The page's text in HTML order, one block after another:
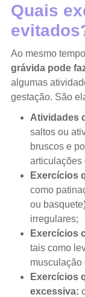
Quais
Ao mesmo
grávida pode
algumas
gestação. São
Atividades
saltos ou
bruscos e
articulações
Exercícios
como
ou
irregulares;
Exercícios
tais como
musculação
Exercícios
excessiva: